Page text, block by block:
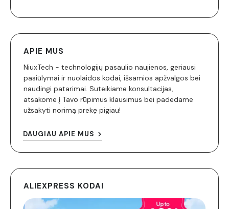
APIE MUS
NiuxTech - technologijų pasaulio naujienos, geriausi
pasiūlymai ir nuolaidos kodai, išsamios apžvalgos bei
naudingi patarimai. Suteikiame konsultacijas,
atsakome į Tavo rūpimus klausimus bei padedame
užsakyti norimą prekę pigiau!
DAUGIAU APIE MUS
ALIEXPRESS KODAI